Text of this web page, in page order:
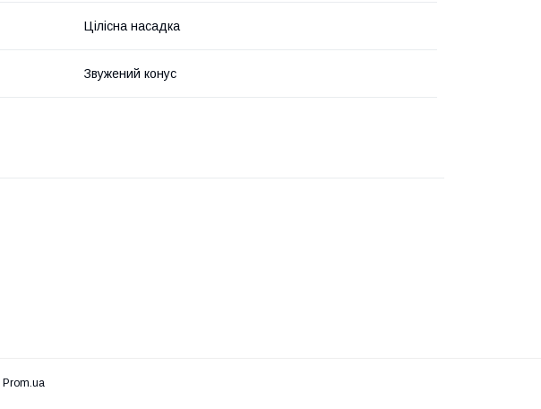
Цілісна насадка
Звужений конус
Prom.ua